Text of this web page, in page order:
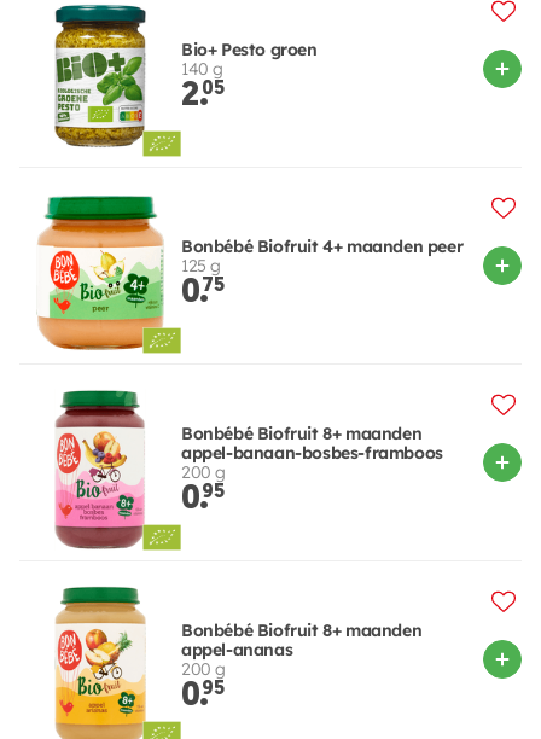
Bio+ Pesto groen
140 g
2.05
Bonbébé Biofruit 4+ maanden peer
125 g
0.75
Bonbébé Biofruit 8+ maanden
appel-banaan-bosbes-framboos
200 g
0.95
Bonbébé Biofruit 8+ maanden
appel-ananas
200 g
0.95